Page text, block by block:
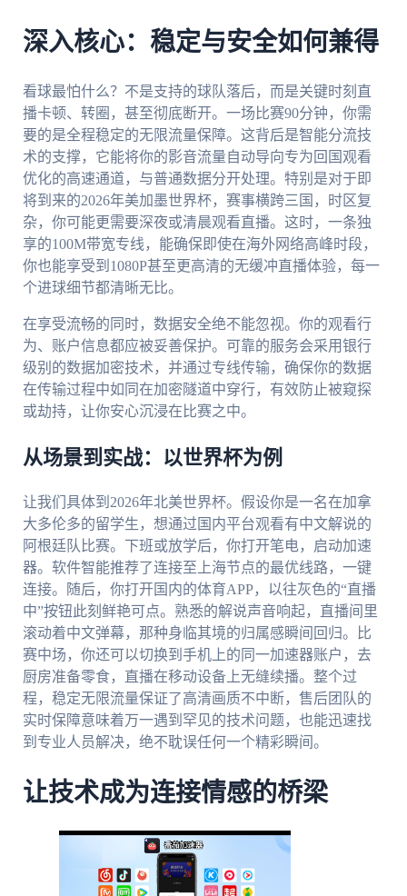
深入核心：稳定与安全如何兼得
看球最怕什么？不是支持的球队落后，而是关键时刻直
播卡顿、转圈，甚至彻底断开。一场比赛90分钟，你需
要的是全程稳定的无限流量保障。这背后是智能分流技
术的支撑，它能将你的影音流量自动导向专为回国观看
优化的高速通道，与普通数据分开处理。特别是对于即
将到来的2026年美加墨世界杯，赛事横跨三国，时区复
杂，你可能更需要深夜或清晨观看直播。这时，一条独
享的100M带宽专线，能确保即使在海外网络高峰时段，
你也能享受到1080P甚至更高清的无缓冲直播体验，每一
个进球细节都清晰无比。
在享受流畅的同时，数据安全绝不能忽视。你的观看行
为、账户信息都应被妥善保护。可靠的服务会采用银行
级别的数据加密技术，并通过专线传输，确保你的数据
在传输过程中如同在加密隧道中穿行，有效防止被窥探
或劫持，让你安心沉浸在比赛之中。
从场景到实战：以世界杯为例
让我们具体到2026年北美世界杯。假设你是一名在加拿
大多伦多的留学生，想通过国内平台观看有中文解说的
阿根廷队比赛。下班或放学后，你打开笔电，启动加速
器。软件智能推荐了连接至上海节点的最优线路，一键
连接。随后，你打开国内的体育APP，以往灰色的“直播
中”按钮此刻鲜艳可点。熟悉的解说声音响起，直播间里
滚动着中文弹幕，那种身临其境的归属感瞬间回归。比
赛中场，你还可以切换到手机上的同一加速器账户，去
厨房准备零食，直播在移动设备上无缝续播。整个过
程，稳定无限流量保证了高清画质不中断，售后团队的
实时保障意味着万一遇到罕见的技术问题，也能迅速找
到专业人员解决，绝不耽误任何一个精彩瞬间。
让技术成为连接情感的桥梁